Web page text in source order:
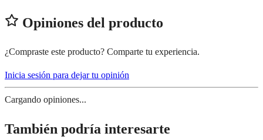
Opiniones del producto
¿Compraste este producto? Comparte tu experiencia.
Inicia sesión para dejar tu opinión
Cargando opiniones...
También podría interesarte